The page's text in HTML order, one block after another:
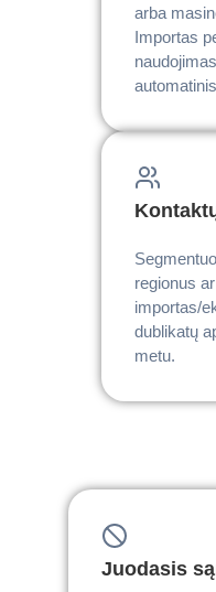
arba
Importas
regionus
importas/
dublikatų
metu.
Juodasis